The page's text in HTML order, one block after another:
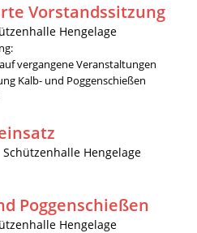
Vorstandssitzung
Hengelage
vergangene Veranstaltungen
Kalb- und Poggenschießen
Schützenhalle Hengelage
Poggenschießen
Hengelage